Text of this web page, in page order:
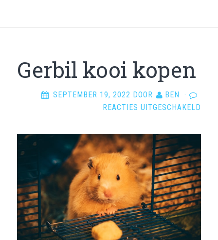
Gerbil kooi kopen
SEPTEMBER 19, 2022 DOOR BEN
·
REACTIES UITGESCHAKELD
KOOI